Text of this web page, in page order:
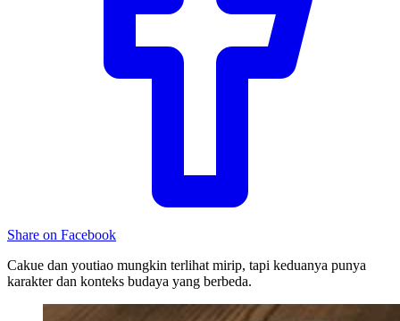
Share on Facebook
Cakue dan youtiao mungkin terlihat mirip, tapi keduanya punya
karakter dan konteks budaya yang berbeda.